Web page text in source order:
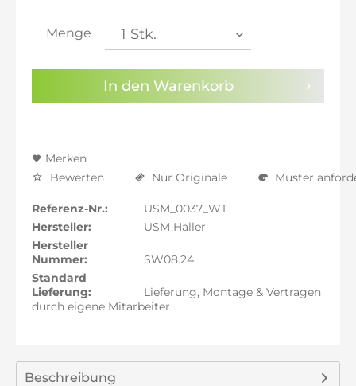
Sie haben dieDatenschutzbestimmungenzur
Kenntnis genommen.
inkl. 21% MwSt.: 6.060,17 €
inkl. 22% MwSt.: 6.110,25 €
Menge
In den Warenkorb
Merken
Bewerten
Nur Originale Muster
Referenz-Nr.:
USM_0037_WT
Hersteller:
USM Haller
Hersteller
Nummer:
SW08.24
Standard
Lieferung:
Lieferung, Montage & Vertragen
durch eigene Mitarbeiter
Beschreibung